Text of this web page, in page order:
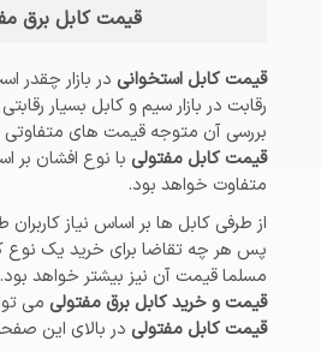
قیمت کابل برق
قیمت کابل استخوانی در بازار چقدر
رقابت در بازار سیم و کابل بسیار
بررسی آن متوجه قیمت های
قیمت کابل مفتولی با نوع افشان بر
متفاوت خواهد بود.
از طرفی کابل ها بر اساس نیاز
پس هر چه تقاضا برای خرید یک نوع
مسلما قیمت آن نیز بیشتر خواهد بود.
قیمت و خرید کابل برق مفتولی می
قیمت کابل مفتولی در بالای این